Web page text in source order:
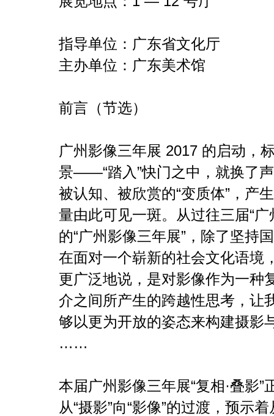
指导单位：广东省文化厅
主办单位：广东美术馆
前言（节选）
广州影像三年展 2017 的启动，
景——“踏入”快门之中，就换了
被认知、被欣赏的“变质体”，产
量由此可见一斑。从过往三届“
的“广州影像三年展”，除了坚持
在面对一个崭新的社会文化语境
更广泛地说，是对影像作为一种
介之间所产生的跨越性思考，让
够以更为开放的姿态来构建摄影
……
本届广州影像三年展“复相·叠影
从“摄影”向“影像”的过渡，预示